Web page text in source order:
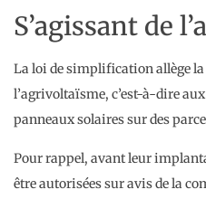
S’agissant de
La loi de simplification allège
l’agrivoltaïsme, c’est-à-dire
panneaux solaires sur des
Pour rappel, avant leur
être autorisées sur avis de la